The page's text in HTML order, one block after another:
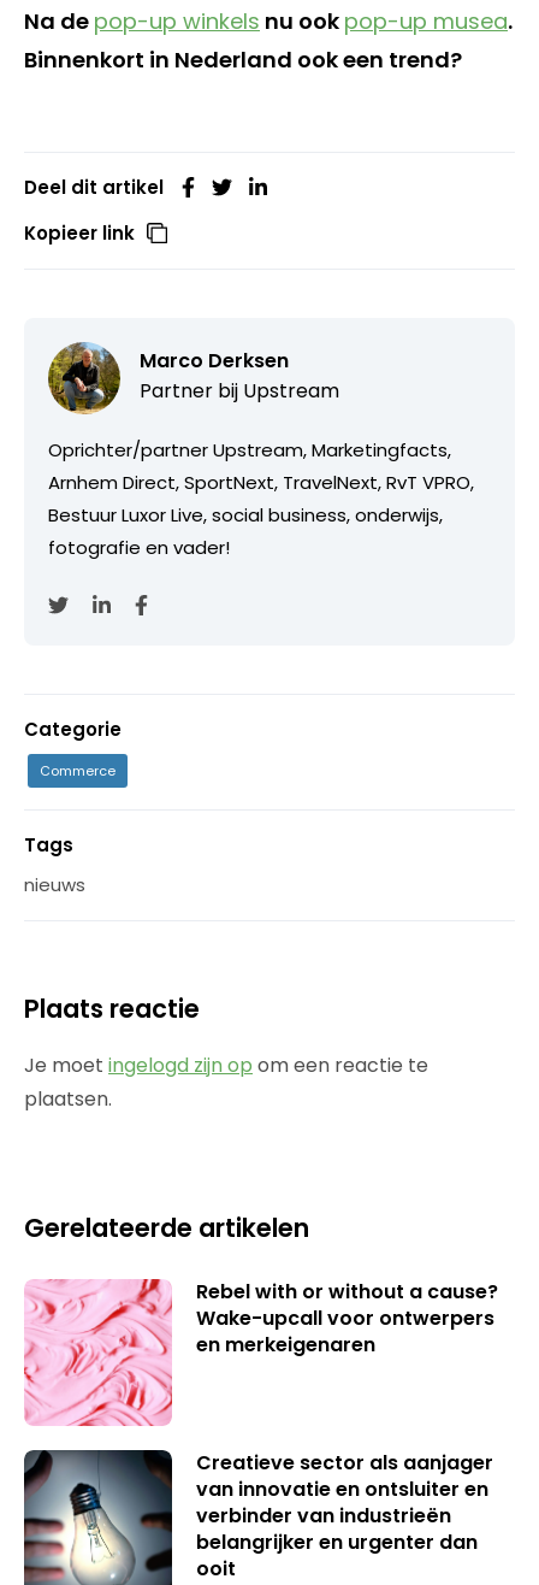
Na de pop-up winkels nu ook pop-up musea.
Binnenkort in Nederland ook een trend?
Deel dit artikel
Kopieer link
Marco Derksen
Partner bij Upstream
Oprichter/partner Upstream, Marketingfacts,
Arnhem Direct, SportNext, TravelNext, RvT VPRO,
Bestuur Luxor Live, social business, onderwijs,
fotografie en vader!
Categorie
Commerce
Tags
nieuws
Plaats reactie
Je moet ingelogd zijn op om een reactie te
plaatsen.
Gerelateerde artikelen
Rebel with or without a cause?
Wake-upcall voor ontwerpers
en merkeigenaren
Creatieve sector als aanjager
van innovatie en ontsluiter en
verbinder van industrieën
belangrijker en urgenter dan
ooit